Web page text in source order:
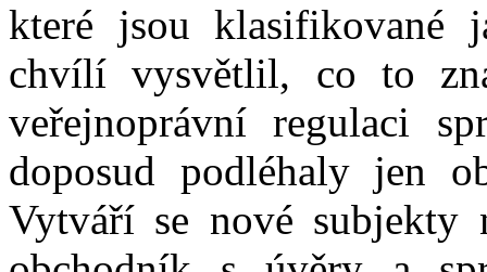
které jsou klasifikované
chvílí vysvětlil, co to
veřejnoprávní regulaci
doposud podléhaly jen
Vytváří se nové